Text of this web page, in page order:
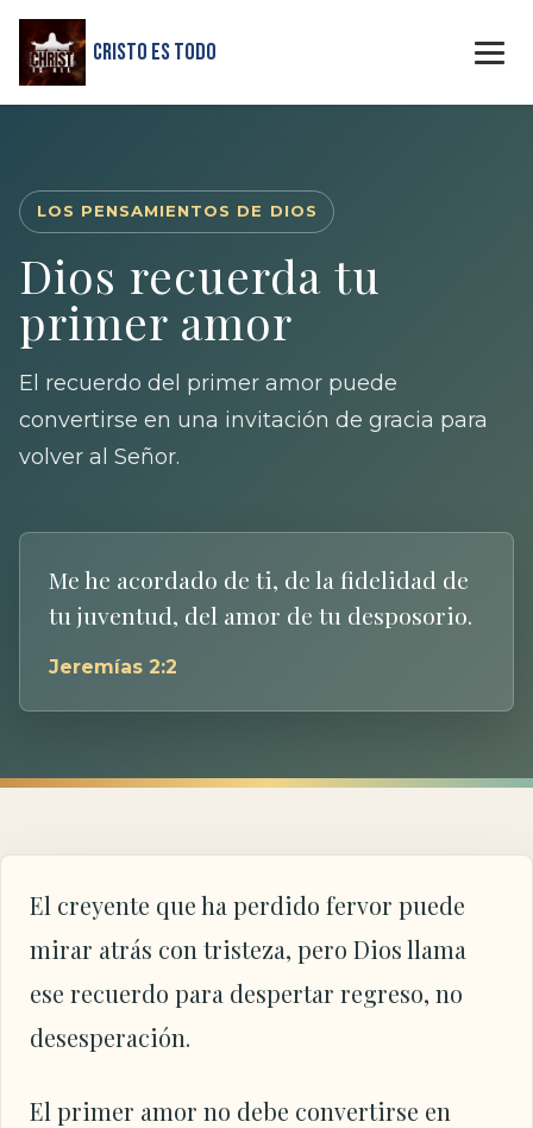
Cristo Es Todo
LOS PENSAMIENTOS DE DIOS
Dios recuerda tu
primer amor
El recuerdo del primer amor puede
convertirse en una invitación de gracia para
volver al Señor.
Me he acordado de ti, de la fidelidad de
tu juventud, del amor de tu desposorio.
Jeremías 2:2
El creyente que ha perdido fervor puede
mirar atrás con tristeza, pero Dios llama
ese recuerdo para despertar regreso, no
desesperación.
El primer amor no debe convertirse en